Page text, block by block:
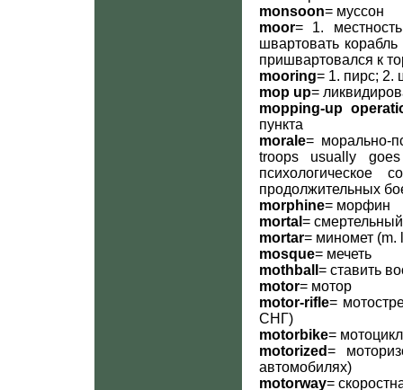
monsoon= муссон
moor= 1.
швартовать
пришвартовался к
mooring= 1. пирс; 2.
mop up=
mopping-up
пункта
morale= морально-
troops usually
психологическое
продолжительных
morphine= морфин
mortal =
mortar= миномет (m.
mosque= мечеть
mothball = ставить
motor= мотор
motor-rifle=
СНГ)
motorbike= мотоцикл
motorized=
автомобилях)
motorway=